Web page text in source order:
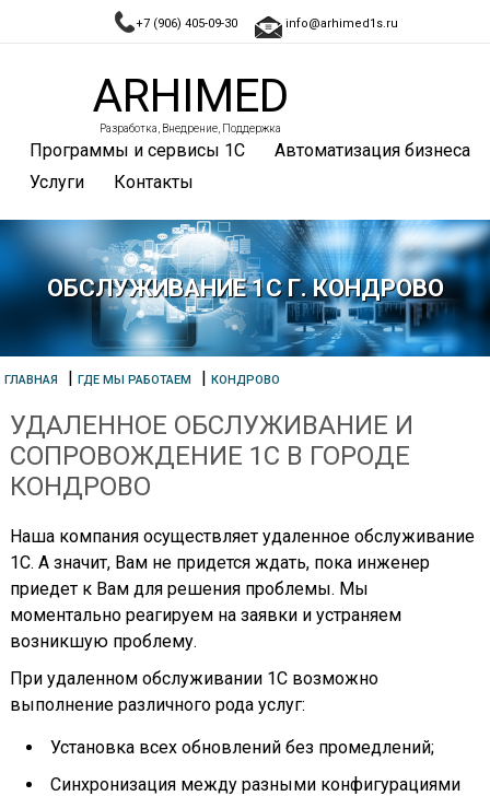
+7 (906) 405-09-30 info@arhimed1s.ru
ARHIMED
Разработка, Внедрение, Поддержка
Программы и сервисы 1С
Автоматизация бизнеса
Услуги
Контакты
ОБСЛУЖИВАНИЕ 1С Г. КОНДРОВО
ГЛАВНАЯ |ГДЕ МЫ РАБОТАЕМ |КОНДРОВО
УДАЛЕННОЕ ОБСЛУЖИВАНИЕ И
СОПРОВОЖДЕНИЕ 1С В ГОРОДЕ
КОНДРОВО
Наша компания осуществляет удаленное обслуживание
1С. А значит, Вам не придется ждать, пока инженер
приедет к Вам для решения проблемы. Мы
моментально реагируем на заявки и устраняем
возникшую проблему.
При удаленном обслуживании 1С возможно
выполнение различного рода услуг:
Установка всех обновлений без промедлений;
Синхронизация между разными конфигурациями